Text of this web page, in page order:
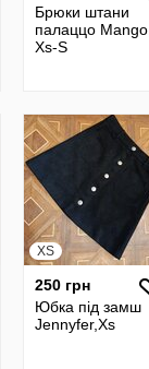
Брюки штани
палаццо Mango,
Xs-S
XS
250 грн
Юбка під замш
Jennyfer,Xs